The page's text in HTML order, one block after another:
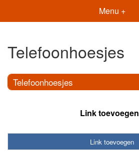
Menu +
Telefoonhoesjes
Telefoonhoesjes
Link toevoegen
Link toevoegen